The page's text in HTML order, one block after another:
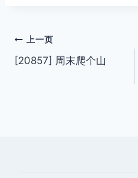
文
章
上一页
[20857] 周末爬个山